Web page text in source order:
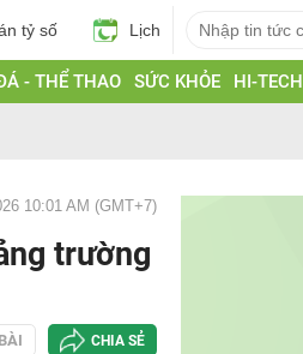
tỷ số Lịch
- THỂ THAO SỨC KHỎE HI-TECH
10:01 AM (GMT+7)
trường
CHIA SẺ